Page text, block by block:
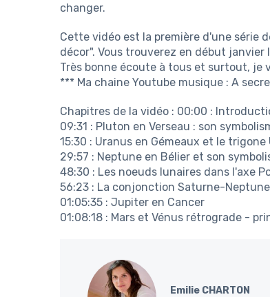
changer.
Cette vidéo est la première d'une série
décor". Vous trouverez en début janvier
Très bonne écoute à tous et surtout, je
*** Ma chaine Youtube musique : A
Chapitres de la vidéo : 00:00 :
09:31 : Pluton en Verseau : son
15:30 : Uranus en Gémeaux et le
29:57 : Neptune en Bélier et son
48:30 : Les noeuds lunaires dans l'axe
56:23 : La conjonction Saturne-Neptune
01:05:35 : Jupiter en Cancer
01:08:18 : Mars et Vénus rétrograde -
Emilie CHARTON